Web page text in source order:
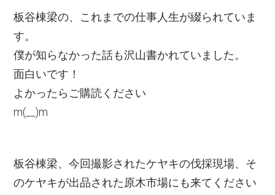
板谷棟梁の、これまでの仕事人生が綴られていま
す。
僕が知らなかった話も沢山書かれていました。
面白いです！
よかったらご購読ください
m(__)m
板谷棟梁、今回撮影されたケヤキの伐採現場、そ
のケヤキが出品された原木市場にも来てください